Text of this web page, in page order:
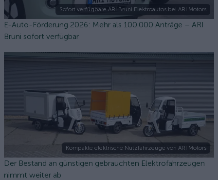
Sofort verfügbare ARI Bruni Elektroautos bei ARI Motors
E-Auto-Förderung 2026: Mehr als 100.000 Anträge – ARI
Bruni sofort verfügbar
Kompakte elektrische Nutzfahrzeuge von ARI Motors
Der Bestand an günstigen gebrauchten Elektrofahrzeugen
nimmt weiter ab